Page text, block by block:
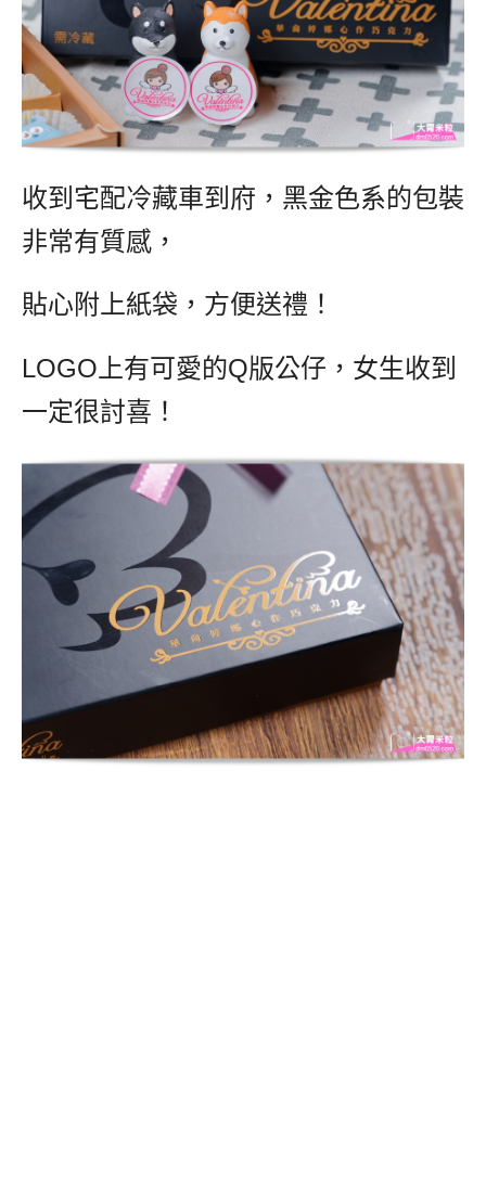
收到宅配冷藏車到府，黑金色系的包裝
非常有質感，
貼心附上紙袋，方便送禮！
LOGO上有可愛的Q版公仔，女生收到
一定很討喜！